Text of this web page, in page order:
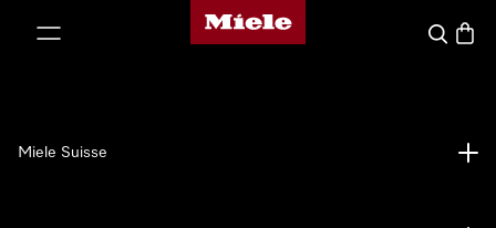
Page d'accueil de Miele
Search
Miele Suisse